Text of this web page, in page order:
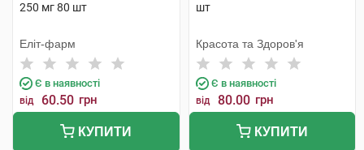
250 мг 80 шт
Еліт-фарм
Є в наявності
від 60.50 грн
КУПИТИ
шт
Красота та Здоров'я
Є в наявності
від 80.00 грн
КУПИТИ